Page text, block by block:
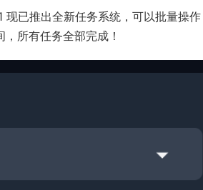
已推出全新任务系统，可以批量操
所有任务全部完成！